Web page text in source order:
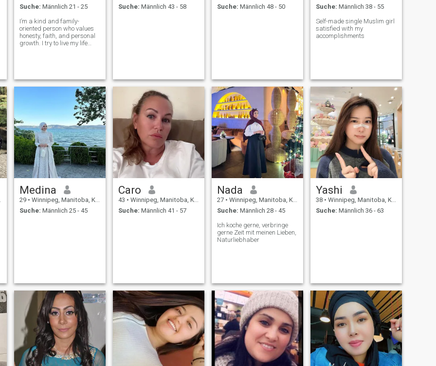
Suche: Männlich 21 - 25
I’m a kind and family-
oriented person who values
honesty, faith, and personal
growth. I try to live my life
and spending time with
loved ones.
Suche: Männlich 43 - 58
Suche: Männlich 48 - 50
Suche: Männlich 38 - 55
Self-made single Muslim girl
satisfied with my
accomplishments
Medina
29 • Winnipeg, Manitoba, Kanada
Suche: Männlich 25 - 45
Caro
43 • Winnipeg, Manitoba, Kanada
Suche: Männlich 41 - 57
Nada
27 • Winnipeg, Manitoba, Kanada
Suche: Männlich 28 - 45
Ich koche gerne, verbringe
gerne Zeit mit meinen Lieben,
Naturliebhaber
Yashi
38 • Winnipeg, Manitoba, Kanada
Suche: Männlich 36 - 63